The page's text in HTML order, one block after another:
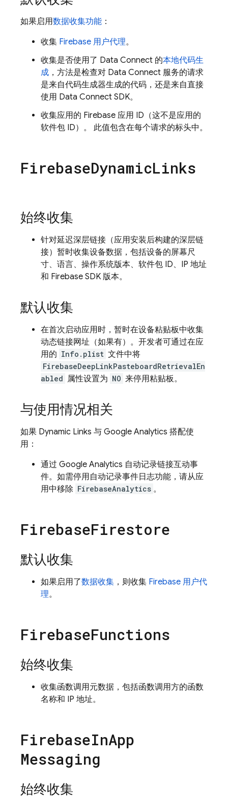
如果启用数据收集功能 ：
收集 Firebase 用户代理。
收集是否使用了 Data Connect 的本地代码生
成 ，方法是检查对 Data Connect 服务的请求
是来自代码生成器生成的代码，还是来自直接
使用 Data Connect SDK。
收集应用的 Firebase 应用 ID（这不是应用的
软件包 ID）。 此值包含在每个请求的标头中。
FirebaseDynamicLinks
始终收集
针对延迟深层链接（应用安装后构建的深层链
接）暂时收集设备数据，包括设备的屏幕尺
寸、语言、操作系统版本、软件包 ID、IP 地址
和 Firebase SDK 版本。
默认收集
在首次启动应用时，暂时在设备粘贴板中收集
动态链接网址（如果有）。开发者可通过在应
用的 Info.plist 文件中将
FirebaseDeepLinkPasteboardRetrievalEn
abled 属性设置为 NO 来停用粘贴板。
与使用情况相关
如果 Dynamic Links 与 Google Analytics 搭配使
用：
通过 Google Analytics 自动记录链接互动事
件。如需停用自动记录事件日志功能，请从应
用中移除 FirebaseAnalytics 。
FirebaseFirestore
默认收集
如果启用了数据收集 ，则收集 Firebase 用户代
理。
FirebaseFunctions
始终收集
收集函数调用元数据，包括函数调用方的函数
名称和 IP 地址。
FirebaseInApp
Messaging
始终收集